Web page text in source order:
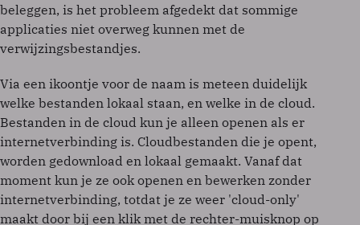
beleggen, is het probleem afgedekt dat sommige
applicaties niet overweg kunnen met de
verwijzingsbestandjes.
Via een ikoontje voor de naam is meteen duidelijk
welke bestanden lokaal staan, en welke in de cloud.
Bestanden in de cloud kun je alleen openen als er
internetverbinding is. Cloudbestanden die je opent,
worden gedownload en lokaal gemaakt. Vanaf dat
moment kun je ze ook openen en bewerken zonder
internetverbinding, totdat je ze weer 'cloud-only'
maakt door bij een klik met de rechter-muisknop op